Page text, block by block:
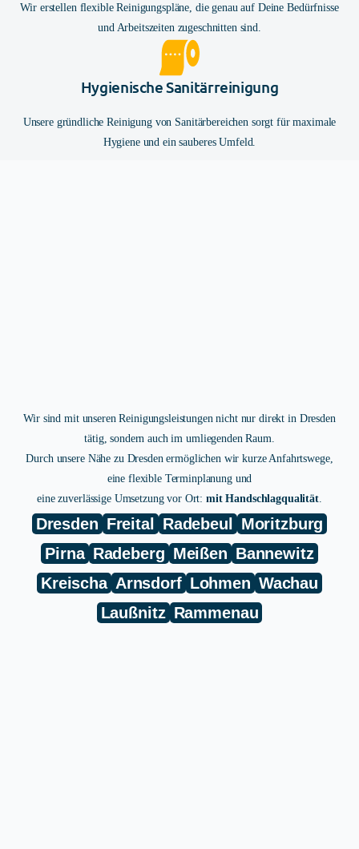
Wir erstellen flexible Reinigungspläne, die genau auf Deine Bedürfnisse
und Arbeitszeiten zugeschnitten sind.
Hygienische Sanitärreinigung
Unsere gründliche Reinigung von Sanitärbereichen sorgt für maximale
Hygiene und ein sauberes Umfeld.
Wir sind mit unseren Reinigungsleistungen nicht nur direkt in Dresden
tätig, sondern auch im umliegenden Raum.
Durch unsere Nähe zu Dresden ermöglichen wir kurze Anfahrtswege,
eine flexible Terminplanung und
eine zuverlässige Umsetzung vor Ort:mit Handschlagqualität.
Dresden Freital Radebeul
Moritzburg
Pirna Radeberg Meißen Bannewitz
Kreischa Arnsdorf Lohmen Wachau
Laußnitz Rammenau